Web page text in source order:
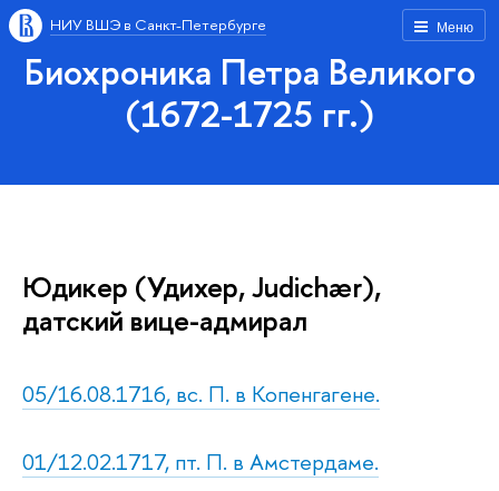
Меню
НИУ ВШЭ в Санкт-Петербурге
Биохроника Петра Великого
(1672-1725 гг.)
Юдикер (Удихер, Judichær),
датский вице-адмирал
05/16.08.1716, вс. П. в Копенгагене.
01/12.02.1717, пт. П. в Амстердаме.